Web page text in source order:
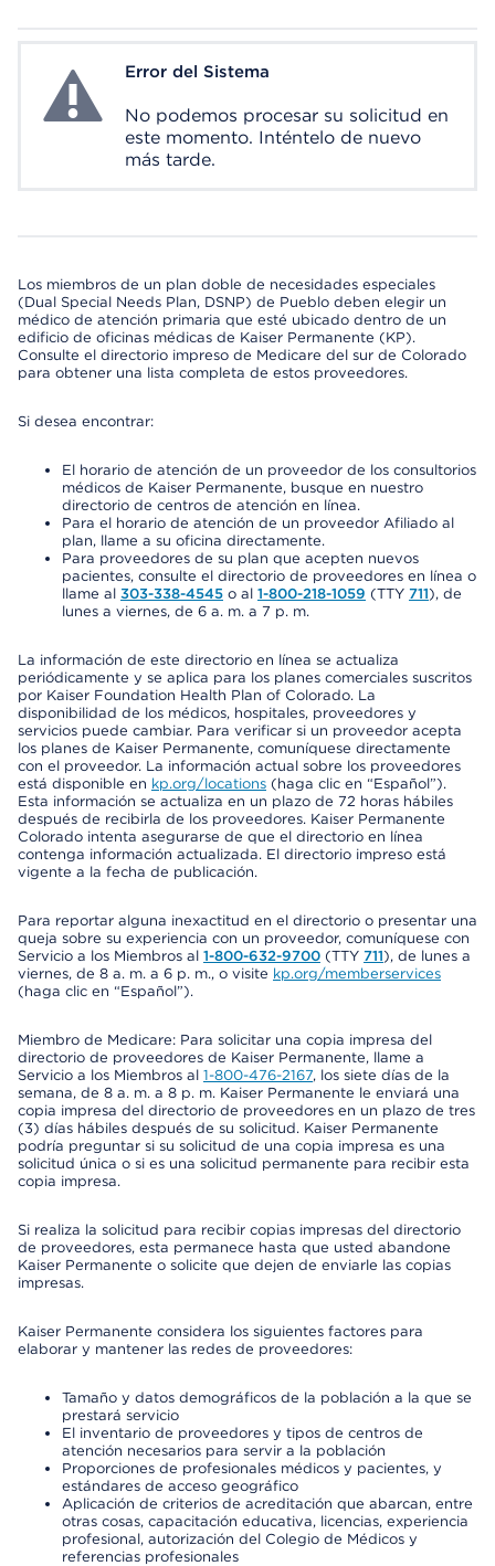
System ErrorError del Sistema
No podemos procesar su solicitud en
este momento. Inténtelo de nuevo
más tarde.
Los miembros de un plan doble de necesidades especiales
(Dual Special Needs Plan, DSNP) de Pueblo deben elegir un
médico de atención primaria que esté ubicado dentro de un
edificio de oficinas médicas de Kaiser Permanente (KP).
Consulte el directorio impreso de Medicare del sur de Colorado
para obtener una lista completa de estos proveedores.
Si desea encontrar:
El horario de atención de un proveedor de los consultorios
médicos de Kaiser Permanente, busque en nuestro
directorio de centros de atención en línea.
Para el horario de atención de un proveedor Afiliado al
plan, llame a su oficina directamente.
Para proveedores de su plan que acepten nuevos
pacientes, consulte el directorio de proveedores en línea o
llame al 303-338-4545 o al 1-800-218-1059 (TTY 711), de
lunes a viernes, de 6 a. m. a 7 p. m.
La información de este directorio en línea se actualiza
periódicamente y se aplica para los planes comerciales suscritos
por Kaiser Foundation Health Plan of Colorado. La
disponibilidad de los médicos, hospitales, proveedores y
servicios puede cambiar. Para verificar si un proveedor acepta
los planes de Kaiser Permanente, comuníquese directamente
con el proveedor. La información actual sobre los proveedores
está disponible en kp.org/locations (haga clic en “Español”).
Esta información se actualiza en un plazo de 72 horas hábiles
después de recibirla de los proveedores. Kaiser Permanente
Colorado intenta asegurarse de que el directorio en línea
contenga información actualizada. El directorio impreso está
vigente a la fecha de publicación.
Para reportar alguna inexactitud en el directorio o presentar una
queja sobre su experiencia con un proveedor, comuníquese con
Servicio a los Miembros al 1-800-632-9700 (TTY 711), de lunes a
viernes, de 8 a. m. a 6 p. m., o visite kp.org/memberservices
(haga clic en “Español”).
Miembro de Medicare: Para solicitar una copia impresa del
directorio de proveedores de Kaiser Permanente, llame a
Servicio a los Miembros al 1-800-476-2167, los siete días de la
semana, de 8 a. m. a 8 p. m. Kaiser Permanente le enviará una
copia impresa del directorio de proveedores en un plazo de tres
(3) días hábiles después de su solicitud. Kaiser Permanente
podría preguntar si su solicitud de una copia impresa es una
solicitud única o si es una solicitud permanente para recibir esta
copia impresa.
Si realiza la solicitud para recibir copias impresas del directorio
de proveedores, esta permanece hasta que usted abandone
Kaiser Permanente o solicite que dejen de enviarle las copias
impresas.
Kaiser Permanente considera los siguientes factores para
elaborar y mantener las redes de proveedores:
Tamaño y datos demográficos de la población a la que se
prestará servicio
El inventario de proveedores y tipos de centros de
atención necesarios para servir a la población
Proporciones de profesionales médicos y pacientes, y
estándares de acceso geográfico
Aplicación de criterios de acreditación que abarcan, entre
otras cosas, capacitación educativa, licencias, experiencia
profesional, autorización del Colegio de Médicos y
referencias profesionales